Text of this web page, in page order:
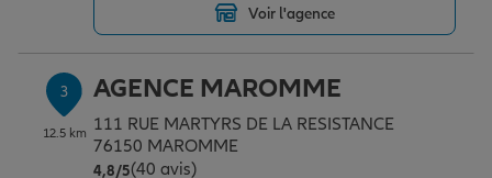
Garantie des accidents de la vie
Assurance scolaire
Voir l'agence
3
12.5 km
AGENCE MAROMME
111 RUE MARTYRS DE LA RESISTANCE
76150 MAROMME
4,8/5Note de 4.8 sur 5
(40 avis)